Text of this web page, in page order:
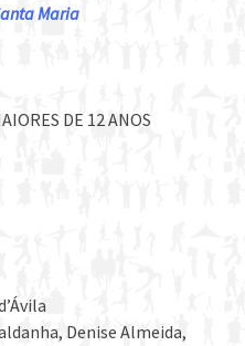
Maria
DE 12 ANOS
Denise Almeida,